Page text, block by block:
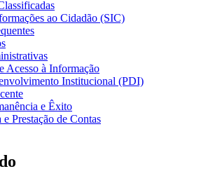
ao Cidadão (SIC)
Acesso à Informação
Institucional (PDI)
e Êxito
e Prestação de Contas